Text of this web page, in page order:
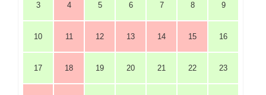
3 4 5 6 7 8 9
10 11 12 13 14 15 16
17 18 19 20 21 22 23